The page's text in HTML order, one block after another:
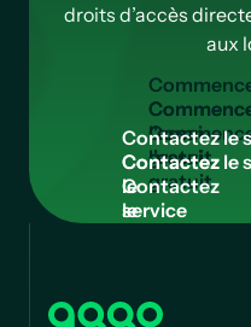
droits d’accès
aux
Commenc
l'essai
gratuit
Contactezles
Contactez
le
service